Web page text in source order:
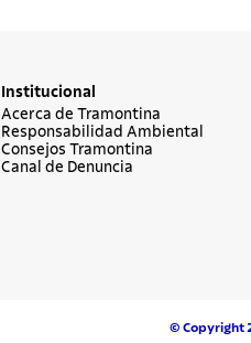
Institucional
Acerca de Tramontina
Responsabilidad Ambiental
Consejos Tramontina
Canal de Denuncia
© Copyright